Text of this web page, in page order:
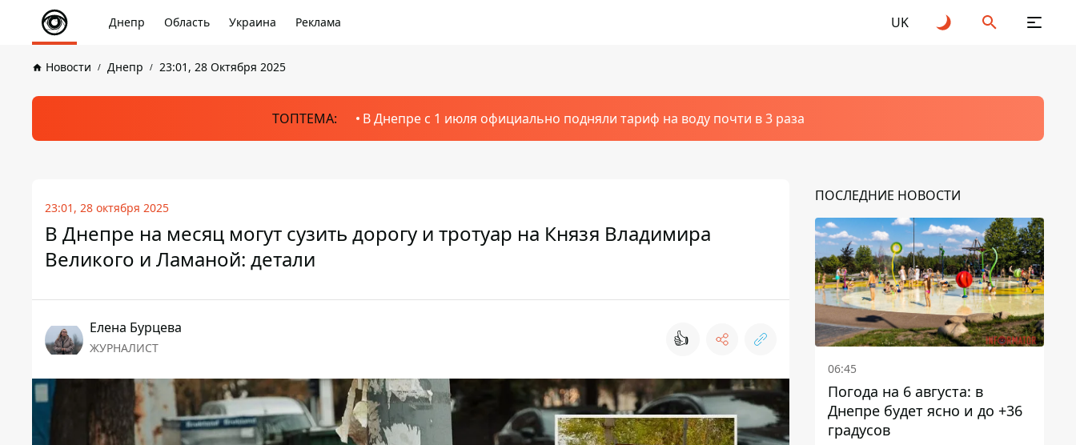
Днепр Область Украина Реклама UK
Новости Днепр 23:01, 28 Октября 2025
ТОПТЕМА: В Днепре с 1 июля официально подняли тариф на воду почти в 3 раза
23:01, 28 октября 2025
В Днепре на месяц могут сузить дорогу и тротуар на Князя Владимира
Великого и Ламаной: детали
Елена Бурцева
ЖУРНАЛИСТ 👍
ПОСЛЕДНИЕ НОВОСТИ
06:45
Погода на 6 августа: в
Днепре будет ясно и до +36
градусов